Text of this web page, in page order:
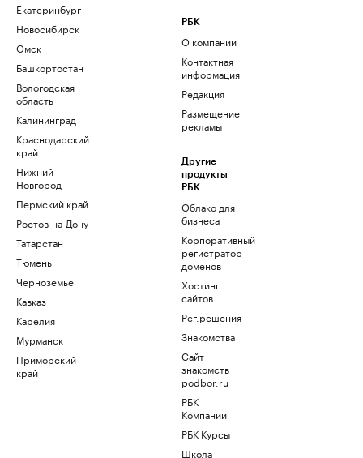
Екатеринбург
Новосибирск
Омск
Башкортостан
Вологодская
область
Калининград
Краснодарский
край
Нижний
Новгород
Пермский край
Ростов-на-Дону
Татарстан
Тюмень
Черноземье
Кавказ
Карелия
Мурманск
Приморский
край
РБК
О компании
Контактная
информация
Редакция
Размещение
рекламы
Другие
продукты
РБК
Облако для
бизнеса
Корпоративный
регистратор
доменов
Хостинг
сайтов
Рег.решения
Знакомства
Сайт
знакомств
podbor.ru
РБК
Компании
РБК Курсы
Школа